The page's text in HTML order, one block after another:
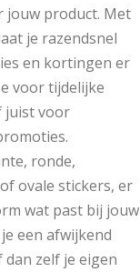
jouw product. Met
je razendsnel
en kortingen er
voor tijdelijke
juist voor
ronde,
ovale stickers, er
wat past bij jouw
een afwijkend
dan zelf je eigen